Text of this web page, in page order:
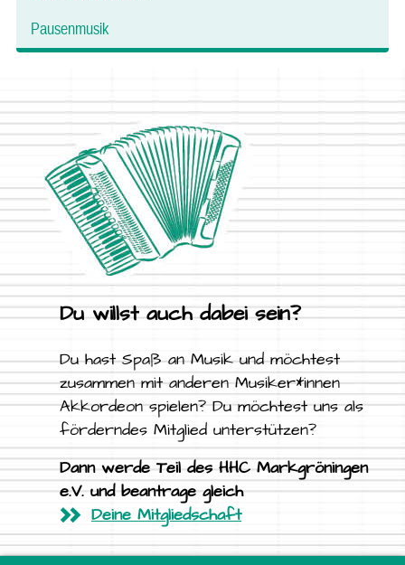
Pausenmusik
Du willst auch dabei sein?
Du hast Spaß an Musik und möchtest
zusammen mit anderen Musiker*innen
Akkordeon spielen? Du möchtest uns als
förderndes Mitglied unterstützen?
Dann werde Teil des HHC Markgröningen
e.V. und beantrage gleich
Deine Mitgliedschaft